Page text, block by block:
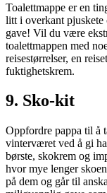
Toalettmappe er en
litt i overkant
gave! Vil du være
toalettmappen med
reisestørrelser, en
fuktighetskrem.
9. Sko-kit
Oppfordre pappa til å
vinterværet ved å gi
børste, skokrem og
hvor mye lenger
på dem og går til